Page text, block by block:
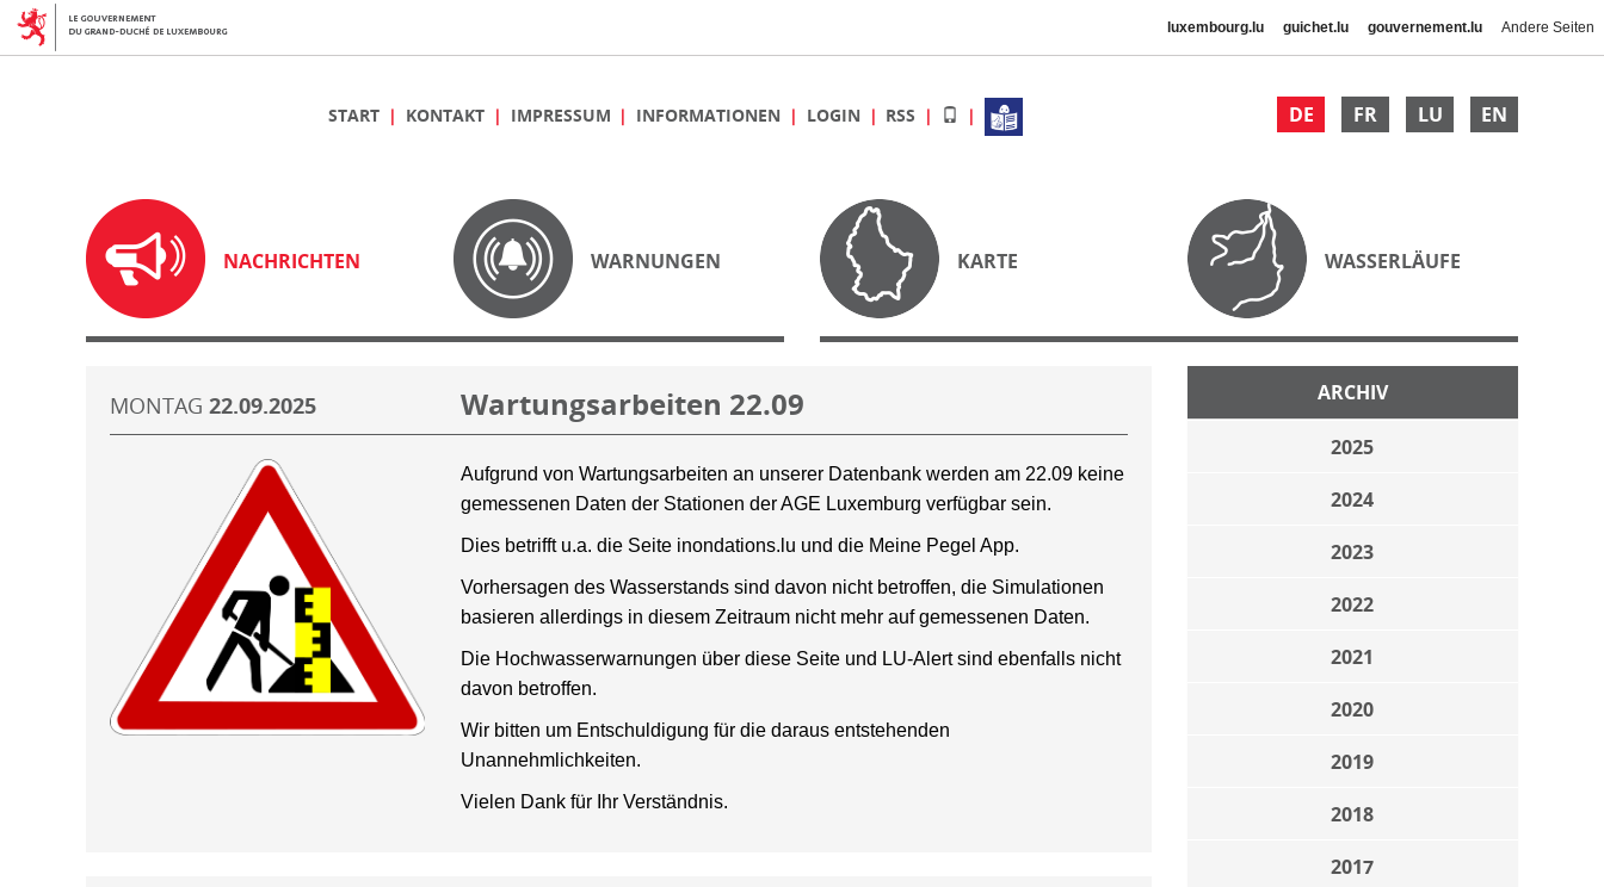
luxembourg.lu guichet.lu gouvernement.lu Andere Seiten
DE FR LU EN
START KONTAKT IMPRESSUM INFORMATIONEN LOGIN RSS
NACHRICHTEN WARNUNGEN KARTE WASSERLÄUFE
ARCHIV
2025
2024
2023
2022
2021
2020
2019
2018
2017
MONTAG 22.09.2025 Wartungsarbeiten 22.09
Aufgrund von Wartungsarbeiten an unserer Datenbank werden am 22.09 keine
gemessenen Daten der Stationen der AGE Luxemburg verfügbar sein.
Dies betrifft u.a. die Seite inondations.lu und die Meine Pegel App.
Vorhersagen des Wasserstands sind davon nicht betroffen, die Simulationen
basieren allerdings in diesem Zeitraum nicht mehr auf gemessenen Daten.
Die Hochwasserwarnungen über diese Seite und LU-Alert sind ebenfalls nicht
davon betroffen.
Wir bitten um Entschuldigung für die daraus entstehenden
Unannehmlichkeiten.
Vielen Dank für Ihr Verständnis.